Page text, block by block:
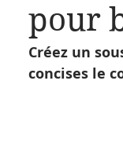
pour
Créez un
concises le